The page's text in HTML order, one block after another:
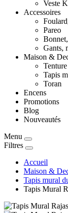
Veste
Accessoires
Pareo
Gants,
Maison &
Tenture
Tapis
Toran
Encens
Promotions
Blog
Nouveautés
Menu
Filtres
Accueil
Maison &
Tapis mural
Tapis Mural